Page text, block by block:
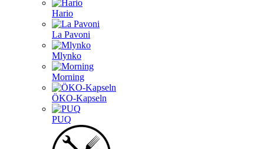
Hario
La Pavoni
Mlynko
Morning
ÖKO-Kapseln
PUQ